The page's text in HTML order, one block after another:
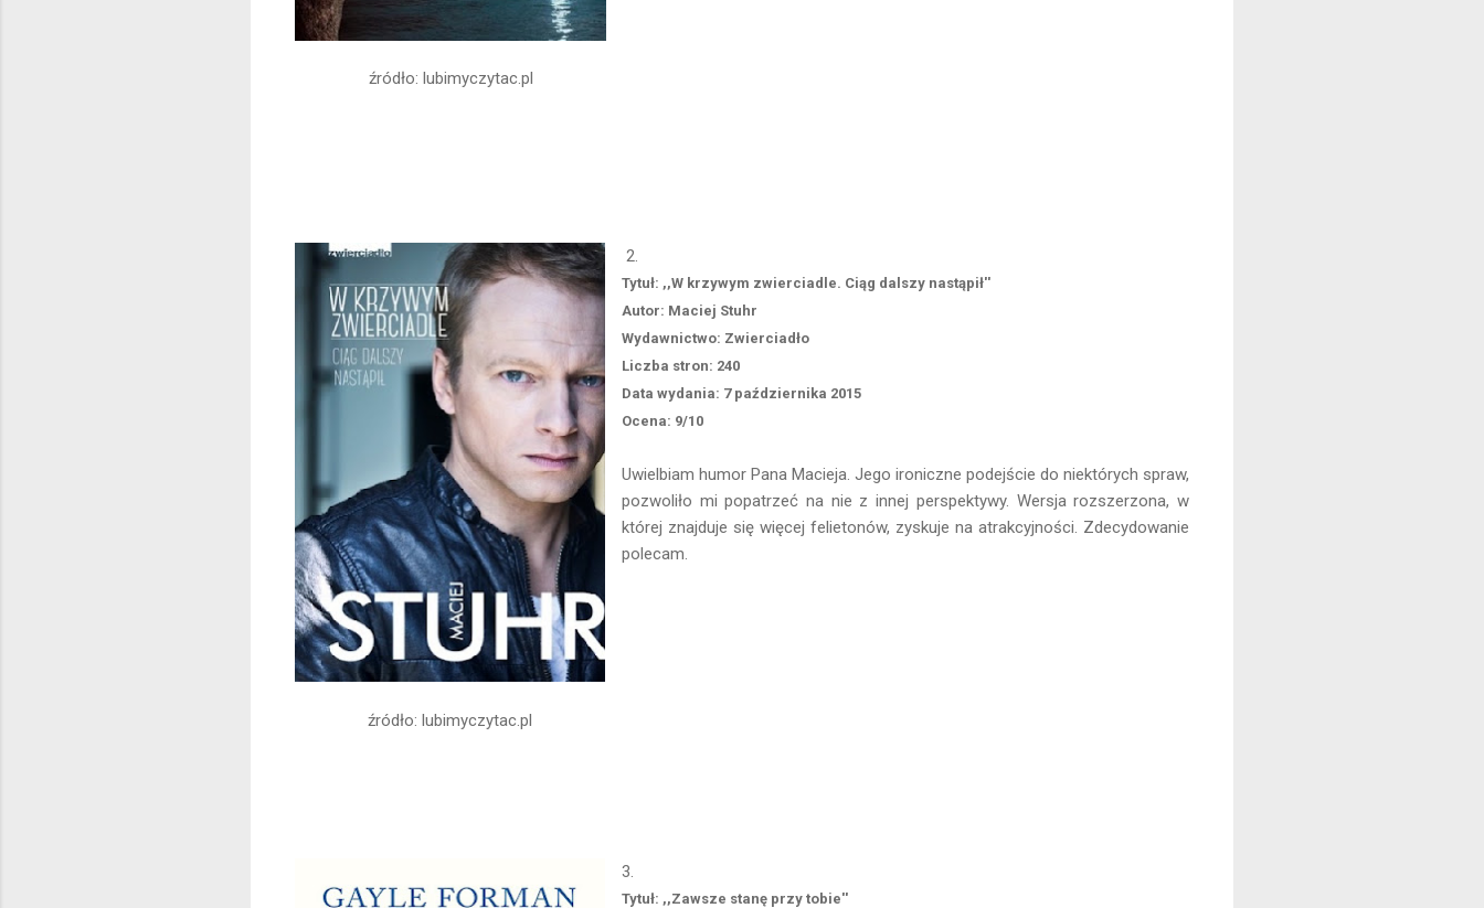
źródło: lubimyczytac.pl
źródło: lubimyczytac.pl
2.
Tytuł: ,,W krzywym zwierciadle. Ciąg dalszy nastąpił''
Autor: Maciej Stuhr
Wydawnictwo: Zwierciadło
Liczba stron: 240
Data wydania: 7 października 2015
Ocena: 9/10
Uwielbiam humor Pana Macieja. Jego ironiczne podejście do niektórych spraw,
pozwoliło mi popatrzeć na nie z innej perspektywy. Wersja rozszerzona, w
której znajduje się więcej felietonów, zyskuje na atrakcyjności. Zdecydowanie
polecam.
3.
Tytuł: ,,Zawsze stanę przy tobie''